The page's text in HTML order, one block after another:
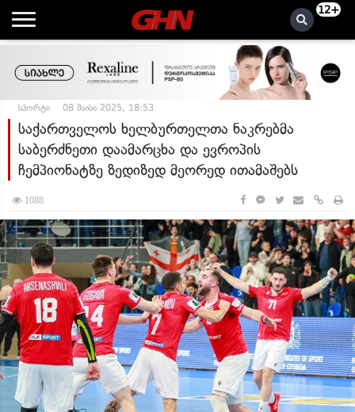
12+
სპორტი 08 მაისი 2025, 18:53
საქართველოს ხელბურთელთა ნაკრებმა
საბერძნეთი დაამარცხა და ევროპის
ჩემპიონატზე ზედიზედ მეორედ ითამაშებს
1088